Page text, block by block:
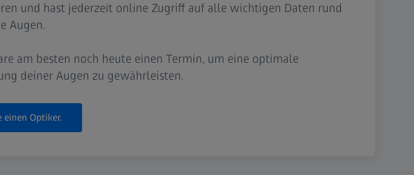
und hast jederzeit online Zugriff auf alle wichtigen Daten rund
Augen.
am besten noch heute einen Termin, um eine optimale
deiner Augen zu gewährleisten.
einen Optiker.